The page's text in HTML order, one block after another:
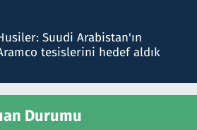
Suudi Arabistan'ın
tesislerini hedef aldık
Durumu